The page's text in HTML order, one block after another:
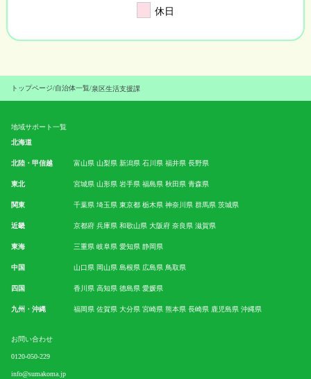
休日
トップページ/自治体一覧/泉区生活支援課
地域サポート一覧
北海道
北陸・甲信越 富山県 山梨県 新潟県 石川県 福井県 長野県
東北 宮城県 山形県 岩手県 福島県 秋田県 青森県
関東 千葉県 埼玉県 東京都 栃木県 神奈川県 群馬県 茨城県
近畿 京都府 兵庫県 和歌山県 大阪府 奈良県 滋賀県
東海 三重県 岐阜県 愛知県 静岡県
中国 山口県 岡山県 島根県 広島県 鳥取県
四国 香川県 高知県 徳島県 愛媛県
九州・沖縄 福岡県 佐賀県 大分県 宮崎県 熊本県 長崎県 鹿児島県 沖縄県
お問い合わせ
0120-050-229
info@sumakoma.jp